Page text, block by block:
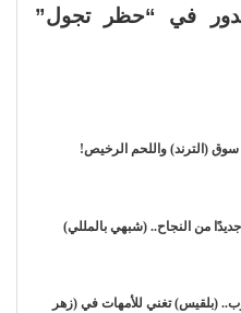
في “حظر تجول”
(الترند) واللحم الرخيص!
من النجاح.. (شبهي بالمللي)
(بلقيس) تغني للأمهات في (زهر